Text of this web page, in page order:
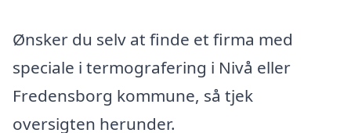
Ønsker du selv at finde et firma med
speciale i termografering i Nivå eller
Fredensborg kommune, så tjek
oversigten herunder.